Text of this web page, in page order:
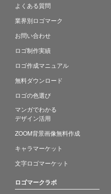
よくある質問
業界別ロゴマーク
お問い合わせ
ロゴ制作実績
ロゴ作成マニュアル
無料ダウンロード
ロゴの色選び
マンガでわかる
デザイン活用
ZOOM背景画像無料作成
キャラマーケット
文字ロゴマーケット
ロゴマークラボ